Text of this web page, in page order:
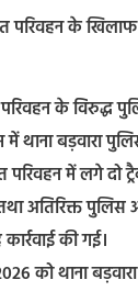
के खिलाफ
के विरुद्ध
थाना बड़वारा
में लगे दो
अतिरिक्त पुलिस
की गई।
को थाना